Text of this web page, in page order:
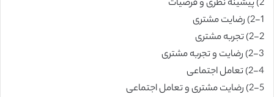
2) پیشینه نظری و فرضیات
2-1) رضایت مشتری
2-2) تجربه مشتری
2-3) رضایت و تجربه مشتری
2-4) تعامل اجتماعی
2-5) رضایت مشتری و تعامل اجتماعی